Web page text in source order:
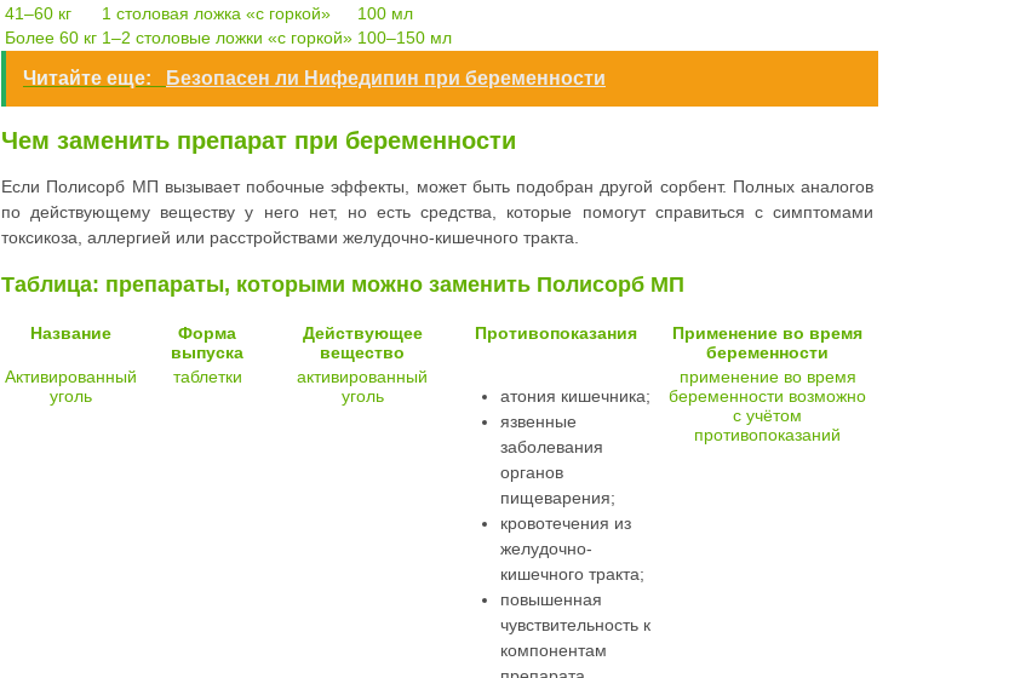
41–60 кг
1 столовая ложка «с горкой»
100 мл
Более 60 кг 1–2 столовые ложки «с горкой» 100–150 мл
Читайте еще: Безопасен ли Нифедипин при беременности
Чем заменить препарат при беременности
Если Полисорб МП вызывает побочные эффекты, может быть подобран другой сорбент. Полных аналогов
по действующему веществу у него нет, но есть средства, которые помогут справиться с симптомами
токсикоза, аллергией или расстройствами желудочно-кишечного тракта.
Таблица: препараты, которыми можно заменить Полисорб МП
Название
Форма
выпуска
Действующее
вещество
Противопоказания
Применение во время
беременности
Активированный
уголь
таблетки
активированный
уголь
атония кишечника;
язвенные
заболевания
органов
пищеварения;
кровотечения из
желудочно-
кишечного тракта;
повышенная
чувствительность к
компонентам
применение во время
беременности возможно
с учётом
противопоказаний